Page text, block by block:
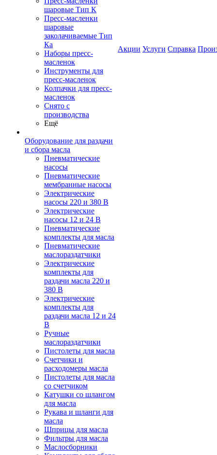
шаровые Тип К
Пресс-масленки
шаровые
заколачиваемые Тип
Кa
Наборы пресс-
масленок
Инструменты для
пресс-масленок
Колпачки для пресс-
масленок
Снято с
производства
Ещё
Оборудование для раздачи
и сбора масла
Пневматические
насосы
Пневматические
мембранные насосы
Электрические
насосы 220 и 380 В
Электрические
насосы 12 и 24 В
Пневматические
комплекты для масла
Пневматические
маслораздатчики
Электрические
комплекты для
раздачи масла 220 и
380 В
Электрические
комплекты для
раздачи масла 12 и 24
В
Ручные
маслораздатчики
Пистолеты для масла
Счетчики и
расходомеры масла
Пистолеты для масла
со счетчиком
Катушки со шлангом
для масла
Рукава и шланги для
масла
Шприцы для масла
Фильтры для масла
Маслосборники
Акции Услуги Справка